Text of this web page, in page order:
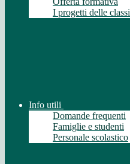
I progetti delle classi
Info utili
Domande frequenti
Famiglie e studenti
Personale scolastico